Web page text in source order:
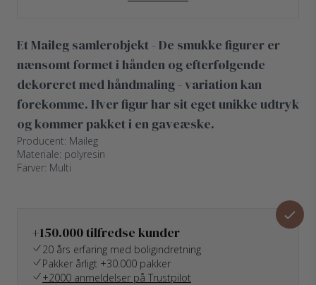
Et Maileg samlerobjekt - De smukke figurer er
nænsomt formet i hånden og efterfølgende
dekoreret med håndmaling - variation kan
forekomme. Hver figur har sit eget unikke udtryk
og kommer pakket i en gaveæske.
Producent: Maileg
Materiale: polyresin
Farver: Multi
+150.000 tilfredse kunder
20 års erfaring med boligindretning
Pakker årligt +30.000 pakker
+2000 anmeldelser på Trustpilot